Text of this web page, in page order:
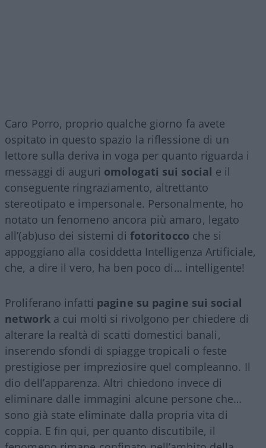
Caro Porro, proprio qualche giorno fa avete
ospitato in questo spazio la riflessione di un
lettore sulla deriva in voga per quanto riguarda i
messaggi di auguri omologati sui social e il
conseguente ringraziamento, altrettanto
stereotipato e impersonale. Personalmente, ho
notato un fenomeno ancora più amaro, legato
all’(ab)uso dei sistemi di fotoritocco che si
appoggiano alla cosiddetta Intelligenza Artificiale,
che, a dire il vero, ha ben poco di… intelligente!
Proliferano infatti pagine su pagine sui social
networka cui molti si rivolgono per chiedere di
alterare la realtà di scatti domestici banali,
inserendo sfondi di spiagge tropicali o feste
prestigiose per impreziosire quel compleanno. Il
dio dell’apparenza. Altri chiedono invece di
eliminare dalle immagini alcune persone che…
sono già state eliminate dalla propria vita di
coppia. E fin qui, per quanto discutibile, il